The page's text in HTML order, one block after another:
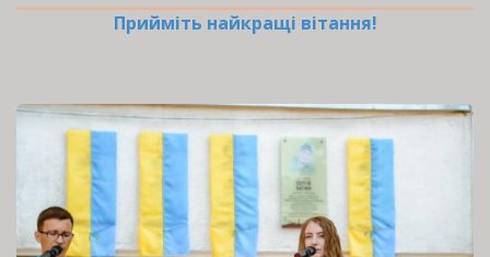
Прийміть найкращі вітання!